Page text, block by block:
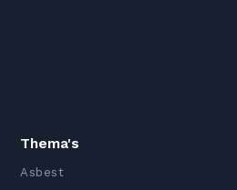
Thema's
Asbest